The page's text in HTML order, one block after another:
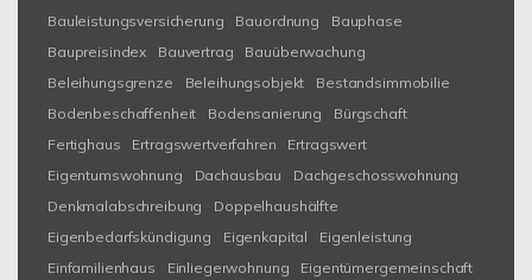
Bauleistungsversicherung
Bauordnung
Bauphase
Baupreisindex
Bauvertrag
Bauüberwachung
Beleihungsgrenze
Beleihungsobjekt
Bestandsimmobilie
Bodenbeschaffenheit
Bodensanierung
Bürgschaft
Fertighaus
Ertragswertverfahren
Ertragswert
Eigentumswohnung
Dachausbau
Dachgeschosswohnung
Denkmalabschreibung
Doppelhaushälfte
Eigenbedarfskündigung
Eigenkapital
Eigenleistung
Einfamilienhaus
Einliegerwohnung
Eigentümergemeinschaft